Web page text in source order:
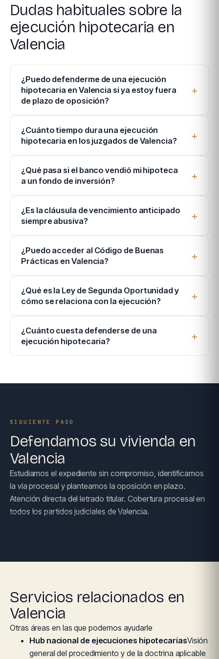
Dudas habituales sobre la
ejecución hipotecaria en
Valencia
¿Puedo defenderme de una ejecución
hipotecaria en Valencia si ya estoy fuera
de plazo de oposición?
¿Cuánto tiempo dura una ejecución
hipotecaria en los juzgados de Valencia?
¿Qué pasa si el banco vendió mi hipoteca
a un fondo de inversión?
¿Es la cláusula de vencimiento anticipado
siempre abusiva?
¿Puedo acceder al Código de Buenas
Prácticas en Valencia?
¿Qué es la Ley de Segunda Oportunidad y
cómo se relaciona con la ejecución?
¿Cuánto cuesta defenderse de una
ejecución hipotecaria?
SIGUIENTE PASO
Defendamos su vivienda en
Valencia
Estudiamos el expediente sin compromiso, identificamos
la vía procesal y planteamos la oposición en plazo.
Atención directa del letrado titular. Cobertura procesal en
todos los partidos judiciales de Valencia.
Servicios relacionados en
Valencia
Otras áreas en las que podemos ayudarle
Hub nacional de ejecuciones hipotecariasVisión
general del procedimiento y de la doctrina aplicable